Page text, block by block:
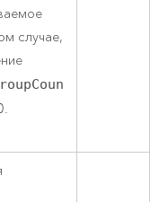
случае,